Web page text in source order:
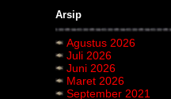
Arsip
Agustus 2026
Juli 2026
Juni 2026
Maret 2026
September 2021